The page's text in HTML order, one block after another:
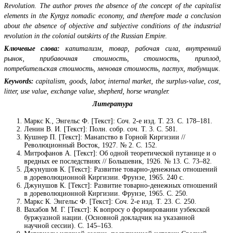
Revolution. The author proves the absence of the concept of the capitalist
elements in the Kyrgyz nomadic economy, and therefore made a conclusion
about the absence of objective and subjective conditions of the industrial
revolution in the colonial outskirts of the Russian Empire.
Ключевые слова: капитализм, товар, рабочая сила, внутренний
рынок, прибавочная стоимость, стоимость, приплод,
потребительская стоимость, меновая стоимость, пастух, табунщик.
Keywords: capitalism, goods, labor, internal market, the surplus-value, cost,
litter, use value, exchange value, shepherd, horse wrangler.
Литература
Маркс К., Энгельс Ф. [Текст]: Соч. 2-е изд. Т. 23. С. 178–181.
Ленин В. И. [Текст]: Полн. собр. соч. Т. 3. С. 581.
Кушнер П. [Текст]: Манапство в Горной Киргизии //
Революционный Восток, 1927. № 2. С. 152.
Митрофанов А. [Текст]: Об одной теоретической путанице и о
вредных ее последствиях // Большевик, 1926. № 13. С. 73–82.
Джунушов К. [Текст]: Развитие товарно-денежных отношений
в дореволюционной Киргизии. Фрунзе, 1965. 240 c.
Джунушов К. [Текст]: Развитие товарно-денежных отношений
в дореволюционной Киргизии. Фрунзе, 1965. С. 250.
Маркс К. Энгельс Ф. [Текст]: Соч. 2-е изд. Т. 23. С. 250.
Вахабов М. Г. [Текст]: К вопросу о формировании узбекской
буржуазной нации. (Основной докладчик на указанной
научной сессии). С. 145–163.